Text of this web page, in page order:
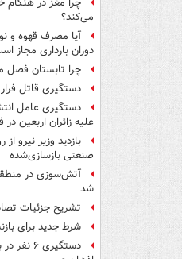
چرا مغز در هنگام
می‌کند؟
آیا مصرف قهوه و
دوران بارداری مجاز
چرا تابستان
دستگیری قاتل
دستگیری عامل
علیه زائران اربعین
بازدید وزیر نیرو
صنعتی بازسازی‌شده
آتش‌سوزی در
شد
تشریح جزئیات تصادف ۱۲ خودرو با
شرط جدید برای
دستگیری